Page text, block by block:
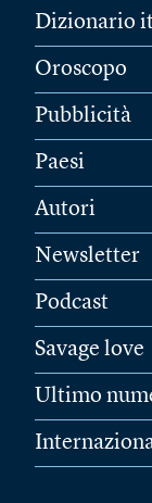
Dizionario
Oroscopo
Pubblicità
Paesi
Autori
Newsletter
Podcast
Savage love
Ultimo